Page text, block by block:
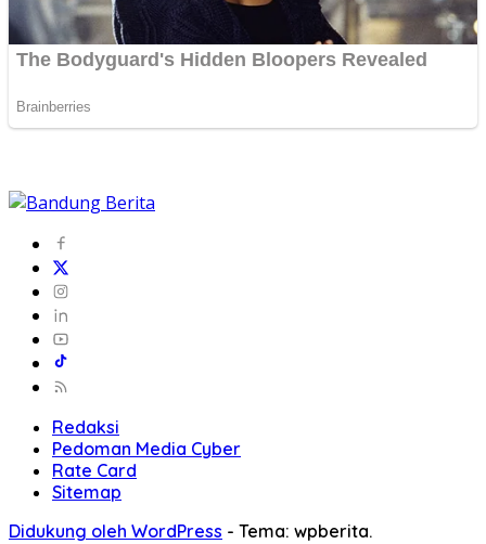
Redaksi
Pedoman Media Cyber
Rate Card
Sitemap
Didukung oleh WordPress - Tema: wpberita.